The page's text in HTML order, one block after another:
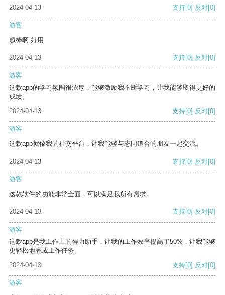
2024-04-13
支持[0] 反对[0]
游客
超棒啊 好用
2024-04-13 支持[0] 反对[0]
游客
这款app的学习氛围很浓厚，能够激励我不断学习，让我能够取得更好的
成绩。
2024-04-13
支持[0] 反对[0]
游客
这款app就像我的社交平台，让我能够与志同道合的朋友一起交流。
2024-04-13 支持[0] 反对[0]
游客
这款软件的功能非常全面，可以满足我所有需求。
2024-04-13 支持[0] 反对[0]
游客
这款app是我工作上的得力助手，让我的工作效率提高了50%，让我能够
更轻松地完成工作任务。
2024-04-13
支持[0] 反对[0]
游客